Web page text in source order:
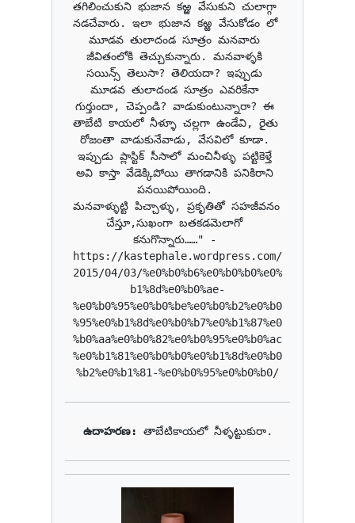
తగిలించుకుని భుజాన కఱ్ఱ వేసుకుని చులాగ్గా
నడచేవారు. ఇలా భుజాన కఱ్ఱ వేసుకోడం లో
మూడవ తులాదండ సూత్రం మనవారు
జీవితంలోకి తెచ్చుకున్నారు. మనవాళ్ళకి
సయిన్స్ తెలుసా? తెలియదా? ఇప్పుడు
మూడవ తులాదండ సూత్రం ఎవరికేనా
గుర్తుందా, చెప్పండి? వాడుకుంటున్నారా? ఈ
తాబేటి కాయలో నీళ్ళూ చల్లగా ఉండేవి, రైతు
రోజంతా వాడుకునేవాడు, వేసవిలో కూడా.
ఇప్పుడు ప్లాస్టిక్ సీసాలో మంచినీళ్ళు పట్టికెళ్తే
అవి కాస్తా వేడెక్కిపోయి తాగడానికి పనికిరాని
పనయిపోయింది.
మనవాళ్ళుట్టి పిచ్చాళ్ళు, ప్రకృతితో సహజీవనం
చేస్తూ,సుఖంగా బతకడమెలాగో
కనుగొన్నారు……" -
https://kastephale.wordpress.com/
2015/04/03/%e0%b0%b6%e0%b0%b0%e0%
b1%8d%e0%b0%ae-
%e0%b0%95%e0%b0%be%e0%b0%b2%e0%b0
%95%e0%b1%8d%e0%b0%b7%e0%b1%87%e0
%b0%aa%e0%b0%82%e0%b0%95%e0%b0%ac
%e0%b1%81%e0%b0%b0%e0%b1%8d%e0%b0
%b2%e0%b1%81-%e0%b0%95%e0%b0%b0/
ఉదాహరణ: తాబేటికాయలో నీళ్ళట్టుకురా.